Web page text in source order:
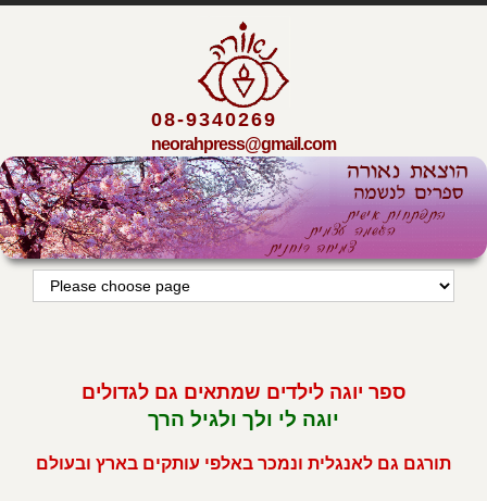
08-9340269
neorahpress@gmail.com
ספר יוגה לילדים שמתאים גם לגדולים
יוגה לי ולך ולגיל הרך
תורגם גם לאנגלית ונמכר באלפי עותקים בארץ ובעולם